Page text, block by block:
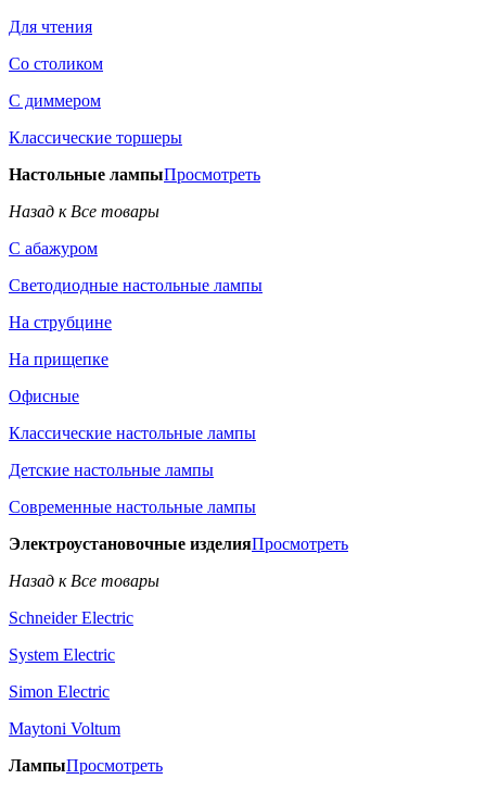
Для чтения
Со столиком
С диммером
Классические торшеры
Настольные лампыПросмотреть
Назад к Все товары
С абажуром
Светодиодные настольные лампы
На струбцине
На прищепке
Офисные
Классические настольные лампы
Детские настольные лампы
Современные настольные лампы
Электроустановочные изделияПросмотреть
Назад к Все товары
Schneider Electric
System Electric
Simon Electric
Maytoni Voltum
ЛампыПросмотреть